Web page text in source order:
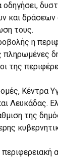
και
τους.
η
της
Κέντρα
Λευκάδας.
της
περιφερειακή